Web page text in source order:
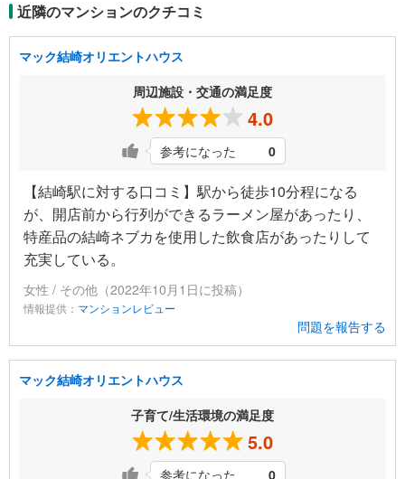
近隣のマンションのクチコミ
マック結崎オリエントハウス
周辺施設・交通の満足度
4.0
参考になった 0
【結崎駅に対する口コミ】駅から徒歩10分程になる
が、開店前から行列ができるラーメン屋があったり、
特産品の結崎ネブカを使用した飲食店があったりして
充実している。
女性 / その他（2022年10月1日に投稿）
情報提供： マンションレビュー
問題を報告する
マック結崎オリエントハウス
子育て/生活環境の満足度
5.0
参考になった 0